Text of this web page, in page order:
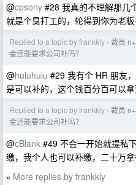
@cpsony #28 我真的不理解那几
就是个臭打工的，轮得到你为老板
Replied to a topic by frankkly › 裁员
金还能要求公司补吗？
@huluhulu #29 我有个 HR 朋友
是可以补的，这个钱百分百可以
Replied to a topic by frankkly › 裁员
金还能要求公司补吗？
@cBlank #49 不会一开始就提私
缴，我个人也可以补缴，二十万
» More replies by frankkly